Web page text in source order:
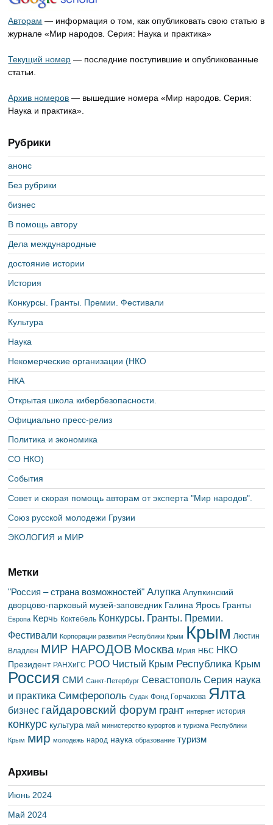
Авторам — информация о том, как опубликовать свою статью в
журнале «Мир народов. Серия: Наука и практика»
Текущий номер — последние поступившие и опубликованные
статьи.
Архив номеров — вышедшие номера «Мир народов. Серия:
Наука и практика».
Рубрики
анонс
Без рубрики
бизнес
В помощь автору
Дела международные
достояние истории
История
Конкурсы. Гранты. Премии. Фестивали
Культура
Наука
Некомерческие организации (НКО
НКА
Открытая школа кибербезопасности.
Официально пресс-релиз
Политика и экономика
СО НКО)
События
Совет и скорая помощь авторам от эксперта "Мир народов".
Союз русской молодежи Грузии
ЭКОЛОГИЯ и МИР
Метки
"Россия – страна возможностей" Алупка Алупкинский
дворцово-парковый музей-заповедник Галина Ярось Гранты
Европа Керчь Коктебель Конкурсы. Гранты. Премии.
Фестивали Корпорации развития Республики Крым Крым Люстин
Владлен МИР НАРОДОВ Москва Мрия НБС НКО
Президент РАНХиГС РОО Чистый Крым Республика Крым
Россия СМИ Санкт-Петербург Севастополь Серия наука
и практика Симферополь Судак Фонд Горчакова Ялта
бизнес гайдаровский форум грант интернет история
конкурс культура май министерство курортов и туризма Республики
Крым мир молодежь народ наука образование туризм
Архивы
Июнь 2024
Май 2024